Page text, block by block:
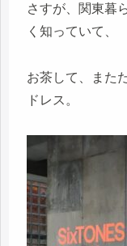
さすが、関東暮
く知っていて、
お茶して、また
ドレス。